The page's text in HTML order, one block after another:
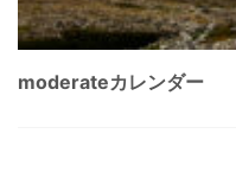
moderateカレンダー